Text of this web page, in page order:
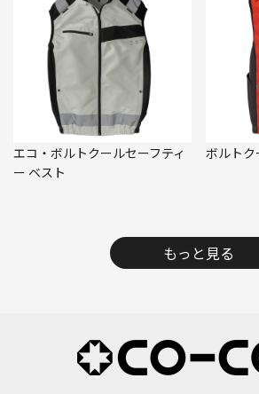
エコ・ボルトクールセーフティ
ー ベスト
ボルトク
もっと見る